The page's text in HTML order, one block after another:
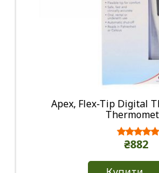
Apex, Flex-Tip Digital
₴882